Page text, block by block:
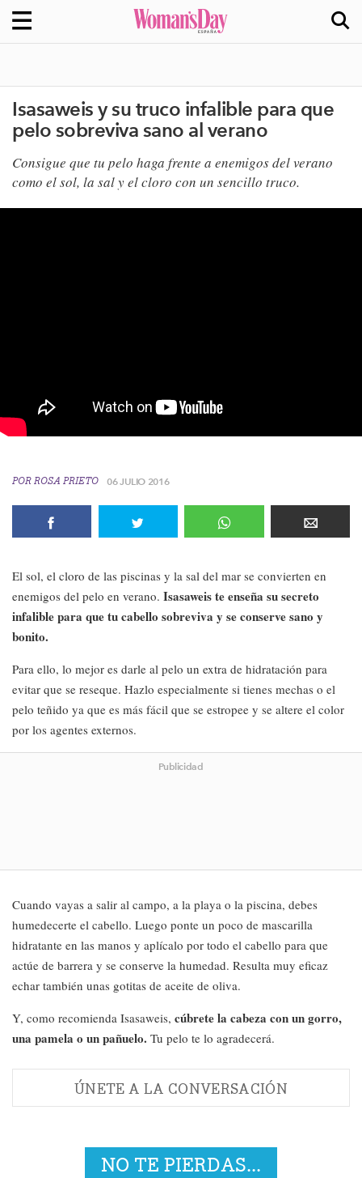
Isasaweis y su truco infalible para que
pelo sobreviva sano al verano
Consigue que tu pelo haga frente a enemigos del verano
como el sol, la sal y el cloro con un sencillo truco.​
POR ROSA PRIETO 06 JULIO 2016
El sol, el cloro de las piscinas y la sal del mar se convierten en
enemigos del pelo en verano. Isasaweis te enseña su secreto
infalible para que tu cabello sobreviva y se conserve sano y
bonito.
Para ello, lo mejor es darle al pelo un extra de hidratación para
evitar que se reseque. Hazlo especialmente si tienes mechas o el
pelo teñido ya que es más fácil que se estropee y se altere el color
por los agentes externos.
Publicidad
Cuando vayas a salir al campo, a la playa o la piscina, debes
humedecerte el cabello. Luego ponte un poco de mascarilla
hidratante en las manos y aplícalo por todo el cabello para que
actúe de barrera y se conserve la humedad. Resulta muy eficaz
echar también unas gotitas de aceite de oliva.
Y, como recomienda Isasaweis, cúbrete la cabeza con un gorro,
una pamela o un pañuelo. Tu pelo te lo agradecerá.
ÚNETE A LA CONVERSACIÓN
NO TE PIERDAS...